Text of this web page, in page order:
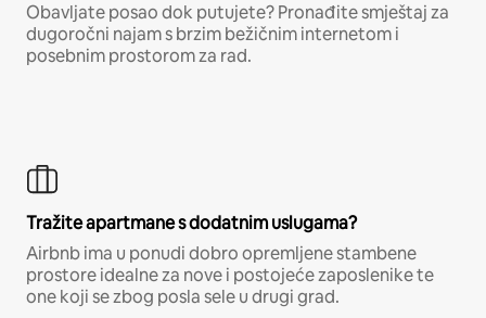
Obavljate posao dok putujete? Pronađite smještaj za
dugoročni najam s brzim bežičnim internetom i
posebnim prostorom za rad.
Tražite apartmane s dodatnim uslugama?
Airbnb ima u ponudi dobro opremljene stambene
prostore idealne za nove i postojeće zaposlenike te
one koji se zbog posla sele u drugi grad.